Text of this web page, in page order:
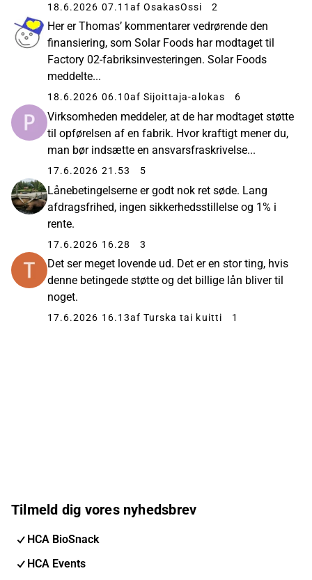
18.6.2026 07.11 af OsakasOssi 2
Her er Thomas’ kommentarer vedrørende den
finansiering, som Solar Foods har modtaget til
Factory 02-fabriksinvesteringen. Solar Foods
meddelte...
18.6.2026 06.10af Sijoittaja-alokas 6
Virksomheden meddeler, at de har modtaget støtte
til opførelsen af en fabrik. Hvor kraftigt mener du,
man bør indsætte en ansvarsfraskrivelse...
17.6.2026 21.53 5
Lånebetingelserne er godt nok ret søde. Lang
afdragsfrihed, ingen sikkerhedsstillelse og 1% i
rente.
17.6.2026 16.28 3
Det ser meget lovende ud. Det er en stor ting, hvis
denne betingede støtte og det billige lån bliver til
noget.
17.6.2026 16.13af Turska tai kuitti 1
Tilmeld dig vores nyhedsbrev
HCA BioSnack
HCA Events